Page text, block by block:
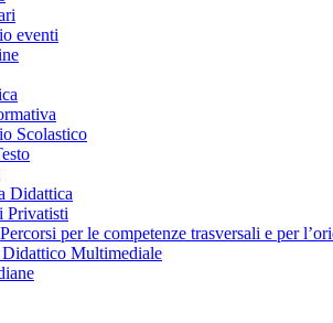
eventi
Scolastico
Didattica
Privatisti
per le competenze trasversali e per
Multimediale